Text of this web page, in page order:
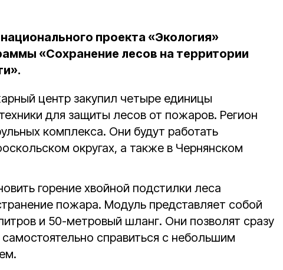
проекта «Экология»
«Сохранение лесов на территории
центр закупил четыре единицы
для защиты лесов от пожаров. Регион
комплекса. Они будут работать
округах, а также в Чернянском
горение хвойной подстилки леса
пожара. Модуль представляет собой
и 50-метровый шланг. Они позволят сразу
справиться с небольшим